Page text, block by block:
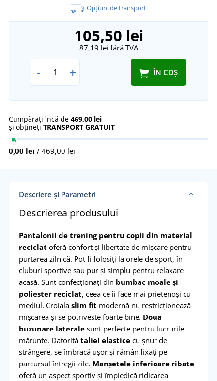
Opțiuni de transport
105,50 lei
87,19 lei fără TVA
- + ÎN COȘ
Cumpărați încă de 469,00 lei
și obțineți TRANSPORT GRATUIT
0,00 lei / 469,00 lei
Descriere și Parametri
Descrierea produsului
Pantalonii de trening pentru copii din material
reciclat oferă confort și libertate de mișcare pentru
purtarea zilnică. Pot fi folosiți la orele de sport, în
cluburi sportive sau pur și simplu pentru relaxare
acasă. Sunt confecționați din bumbac moale și
poliester reciclat, ceea ce îi face mai prietenoși cu
mediul. Croiala slim fit modernă nu restricționează
mișcarea și se potrivește foarte bine. Două
buzunare lateralesunt perfecte pentru lucrurile
mărunte. Datorită taliei elasticecu șnur de
strângere, se îmbracă ușor și rămân fixați pe
parcursul întregii zile. Manșetele inferioare ribate
oferă un aspect sportiv și împiedică ridicarea